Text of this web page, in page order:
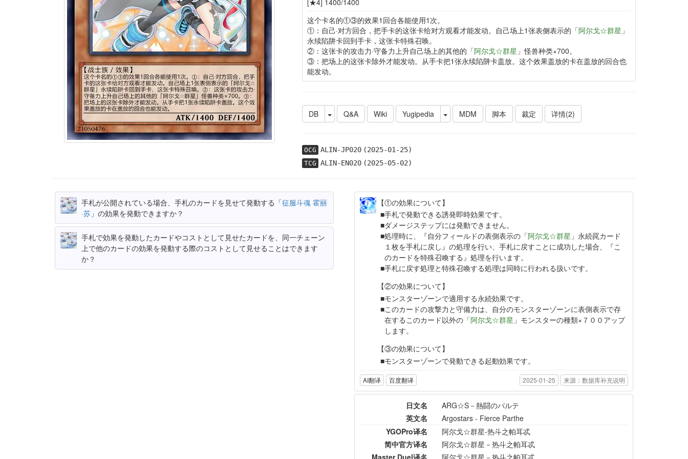
这个卡名的①③的效果1回合各能使用1次。
①：自己·对方回合，把手卡的这张卡给对方观看才能发动。自己场上1张表侧表示的「阿尔戈☆群星 」
永续陷阱卡回到手卡，这张卡特殊召唤。
②：这张卡的攻击力·守备力上升自己场上的其他的「阿尔戈☆群星 」怪兽种类×700。
③：把场上的这张卡除外才能发动。从手卡把1张永续陷阱卡盖放。这个效果盖放的卡在盖放的回合也
能发动。
DB Q&A Wiki Yugipedia MDM 脚本 裁定 详情(2)
OCG ALIN-JP020(2025-01-25)
TCG ALIN-EN020(2025-05-02)
手札が公開されている場合、手札のカードを見せて発動する「征服斗魂 霍丽
·苏 」の効果を発動できますか？
手札で効果を発動したカードやコストとして見せたカードを、同一チェーン
上で他のカードの効果を発動する際のコストとして見せることはできます
か？
【①の効果について】
手札で発動できる誘発即時効果です。
ダメージステップには発動できません。
処理時に、『自分フィールドの表側表示の「阿尔戈☆群星 」永続罠カード
１枚を手札に戻し』の処理を行い、手札に戻すことに成功した場合、『こ
のカードを特殊召喚する』処理を行います。
手札に戻す処理と特殊召喚する処理は同時に行われる扱いです。
【②の効果について】
モンスターゾーンで適用する永続効果です。
このカードの攻撃力と守備力は、自分のモンスターゾーンに表側表示で存
在するこのカード以外の「阿尔戈☆群星 」モンスターの種類×７００アップ
します。
【③の効果について】
モンスターゾーンで発動できる起動効果です。
AI翻译 百度翻译 2025-01-25 来源：数据库补充说明
日文名
ARG☆S－熱闘のパルテ
英文名
Argostars - Fierce Parthe
YGOPro译名
阿尔戈☆群星-热斗之帕耳忒
简中官方译名
阿尔戈☆群星－热斗之帕耳忒